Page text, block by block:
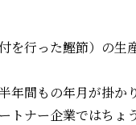
行った鰹節）の生
間もの年月が掛かり
トナー企業ではちょ